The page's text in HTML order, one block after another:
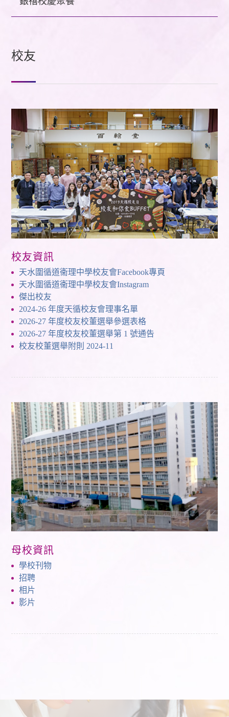
校友
校友資訊
天水圍循道衞理中學校友會Facebook專頁
天水圍循道衞理中學校友會Instagram
傑出校友
2024-26 年度天循校友會理事名單
2026-27 年度校友校董選舉參選表格
2026-27 年度校友校董選舉第 1 號通告
校友校董選舉附則 2024-11
母校資訊
學校刊物
招聘
相片
影片